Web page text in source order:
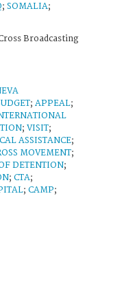
; SOMALIA;
Broadcasting
; APPEAL;
; VISIT;
ASSISTANCE;
MOVEMENT;
DETENTION;
; CTA;
; CAMP;